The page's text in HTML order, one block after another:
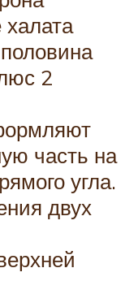
2
часть на
угла.
двух